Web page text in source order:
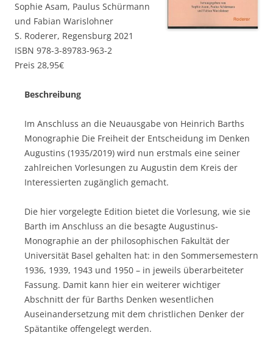
Sophie Asam, Paulus Schürmann
und Fabian Warislohner
S. Roderer, Regensburg 2021
ISBN 978-3-89783-963-2
Preis 28,95€
Beschreibung
Im Anschluss an die Neuausgabe von Heinrich Barths
Monographie Die Freiheit der Entscheidung im Denken
Augustins (1935/2019) wird nun erstmals eine seiner
zahlreichen Vorlesungen zu Augustin dem Kreis der
Interessierten zugänglich gemacht.
Die hier vorgelegte Edition bietet die Vorlesung, wie sie
Barth im Anschluss an die besagte Augustinus-
Monographie an der philosophischen Fakultät der
Universität Basel gehalten hat: in den Sommersemestern
1936, 1939, 1943 und 1950 – in jeweils überarbeiteter
Fassung. Damit kann hier ein weiterer wichtiger
Abschnitt der für Barths Denken wesentlichen
Auseinandersetzung mit dem christlichen Denker der
Spätantike offengelegt werden.